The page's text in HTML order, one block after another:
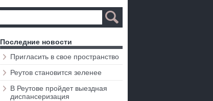
Последние новости
Пригласить в свое пространство
Реутов становится зеленее
В Реутове пройдет выездная
диспансеризация